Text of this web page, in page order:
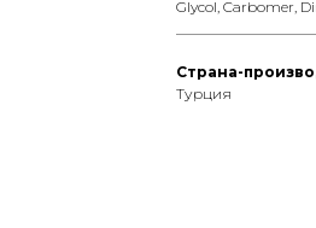
Glycol, Carbomer,
Страна-
Турция